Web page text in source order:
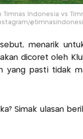
Timnas Indonesia vs
menarik
dicoret oleh
yang pasti tidak
Simak ulasan